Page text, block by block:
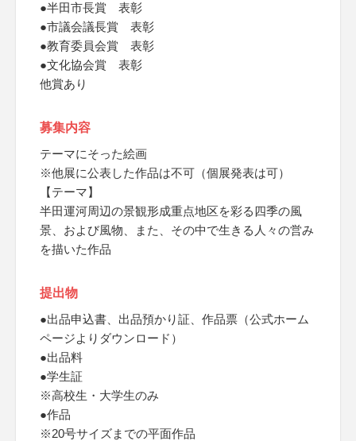
●半田市長賞 表彰
●市議会議長賞 表彰
●教育委員会賞 表彰
●文化協会賞 表彰
他賞あり
募集内容
テーマにそった絵画
※他展に公表した作品は不可（個展発表は可）
【テーマ】
半田運河周辺の景観形成重点地区を彩る四季の風
景、および風物、また、その中で生きる人々の営み
を描いた作品
提出物
●出品申込書、出品預かり証、作品票（公式ホーム
ページよりダウンロード）
●出品料
●学生証
※高校生・大学生のみ
●作品
※20号サイズまでの平面作品